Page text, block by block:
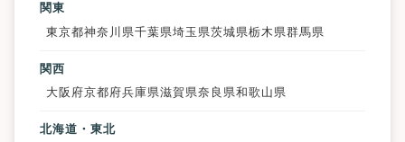
関東
東京都神奈川県千葉県埼玉県茨城県栃木県群馬県
関西
大阪府京都府兵庫県滋賀県奈良県和歌山県
北海道・東北